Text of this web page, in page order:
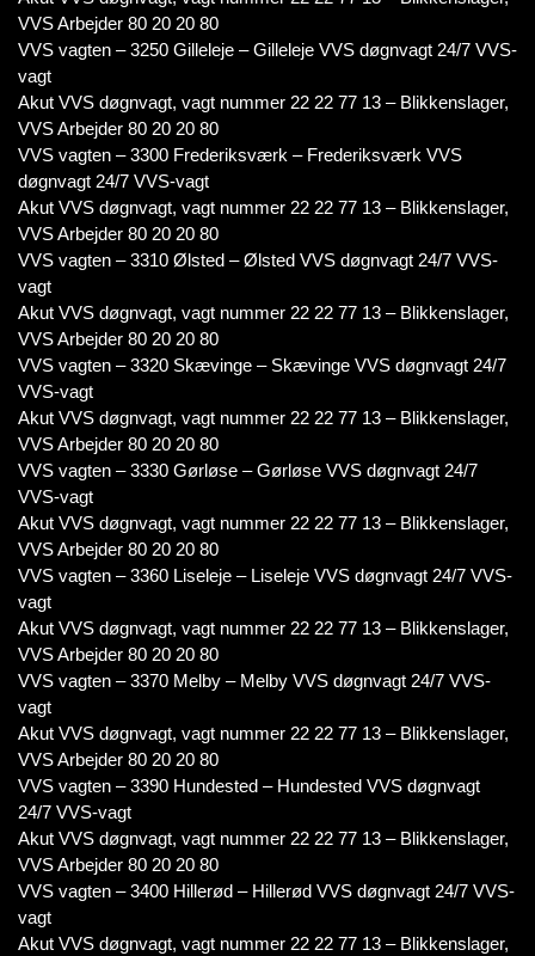
VVS Arbejder 80 20 20 80
VVS vagten – 3250 Gilleleje – Gilleleje VVS døgnvagt 24/7 VVS-
vagt
Akut VVS døgnvagt, vagt nummer 22 22 77 13 – Blikkenslager,
VVS Arbejder 80 20 20 80
VVS vagten – 3300 Frederiksværk – Frederiksværk VVS
døgnvagt 24/7 VVS-vagt
Akut VVS døgnvagt, vagt nummer 22 22 77 13 – Blikkenslager,
VVS Arbejder 80 20 20 80
VVS vagten – 3310 Ølsted – Ølsted VVS døgnvagt 24/7 VVS-
vagt
Akut VVS døgnvagt, vagt nummer 22 22 77 13 – Blikkenslager,
VVS Arbejder 80 20 20 80
VVS vagten – 3320 Skævinge – Skævinge VVS døgnvagt 24/7
VVS-vagt
Akut VVS døgnvagt, vagt nummer 22 22 77 13 – Blikkenslager,
VVS Arbejder 80 20 20 80
VVS vagten – 3330 Gørløse – Gørløse VVS døgnvagt 24/7
VVS-vagt
Akut VVS døgnvagt, vagt nummer 22 22 77 13 – Blikkenslager,
VVS Arbejder 80 20 20 80
VVS vagten – 3360 Liseleje – Liseleje VVS døgnvagt 24/7 VVS-
vagt
Akut VVS døgnvagt, vagt nummer 22 22 77 13 – Blikkenslager,
VVS Arbejder 80 20 20 80
VVS vagten – 3370 Melby – Melby VVS døgnvagt 24/7 VVS-
vagt
Akut VVS døgnvagt, vagt nummer 22 22 77 13 – Blikkenslager,
VVS Arbejder 80 20 20 80
VVS vagten – 3390 Hundested – Hundested VVS døgnvagt
24/7 VVS-vagt
Akut VVS døgnvagt, vagt nummer 22 22 77 13 – Blikkenslager,
VVS Arbejder 80 20 20 80
VVS vagten – 3400 Hillerød – Hillerød VVS døgnvagt 24/7 VVS-
vagt
Akut VVS døgnvagt, vagt nummer 22 22 77 13 – Blikkenslager,